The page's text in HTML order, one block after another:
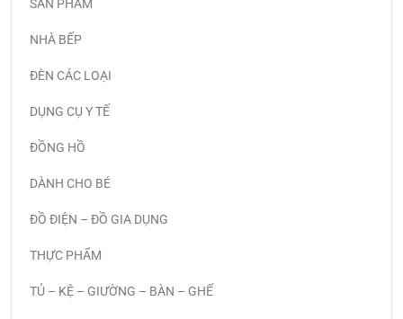
SẢN PHẨM
NHÀ BẾP
ĐÈN CÁC LOẠI
DỤNG CỤ Y TẾ
ĐỒNG HỒ
DÀNH CHO BÉ
ĐỒ ĐIỆN – ĐỒ GIA DỤNG
THỰC PHẨM
TỦ – KỆ – GIƯỜNG – BÀN – GHẾ